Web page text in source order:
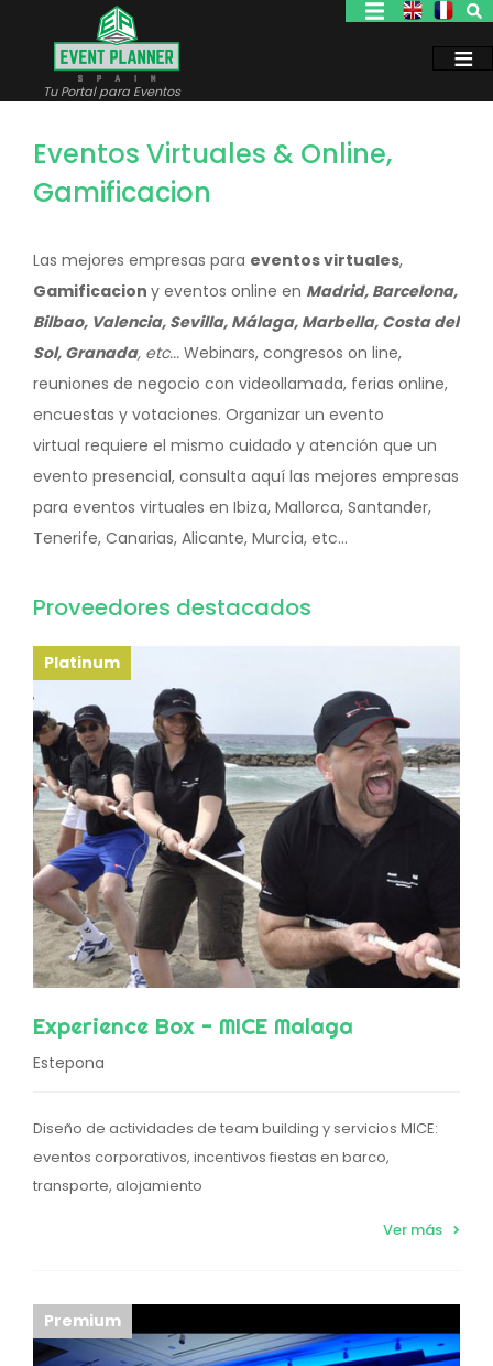
contenido
Tu Portal para Eventos
Eventos Virtuales & Online,
Gamificacion
Las mejores empresas para eventos virtuales,
Gamificacion y eventos online en Madrid, Barcelona,
Bilbao, Valencia, Sevilla, Málaga, Marbella, Costa del
Sol, Granada, etc... Webinars, congresos on line,
reuniones de negocio con videollamada, ferias online,
encuestas y votaciones. Organizar un evento
virtual requiere el mismo cuidado y atención que un
evento presencial, consulta aquí las mejores empresas
para eventos virtuales en Ibiza, Mallorca, Santander,
Tenerife, Canarias, Alicante, Murcia, etc...
Proveedores destacados
Platinum
Experience Box - MICE Malaga
Estepona
Diseño de actividades de team building y servicios MICE:
eventos corporativos, incentivos fiestas en barco,
transporte, alojamiento
Ver más
Premium